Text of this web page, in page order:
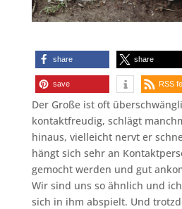
share share
save RSS
Der Große ist oft
kontaktfreudig, schlägt
hinaus, vielleicht nervt er
hängt sich sehr an
gemocht werden und gut
Wir sind uns so ähnlich und
sich in ihm abspielt. Und